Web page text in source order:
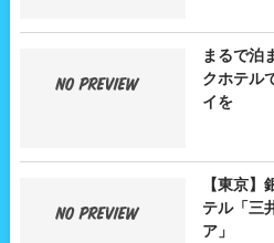
まるで泊
クホテル
イを
【東京
テル「三
ア」